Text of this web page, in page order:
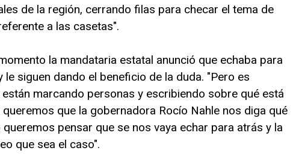
de la región, cerrando filas para checar el tema de
a las casetas".
la mandataria estatal anunció que echaba para
siguen dando el beneficio de la duda. "Pero es
marcando personas y escribiendo sobre qué está
que la gobernadora Rocío Nahle nos diga qué
pensar que se nos vaya echar para atrás y la
que sea el caso".